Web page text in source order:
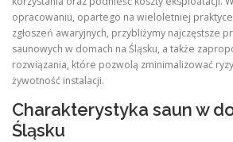
opracowaniu, opartego na wieloletniej
zgłoszeń awaryjnych, przybliżymy najczęstsze
saunowych w domach na Śląsku, a także
rozwiązania, które pozwolą zminimalizować
żywotność instalacji.
Charakterystyka saun w
Śląsku